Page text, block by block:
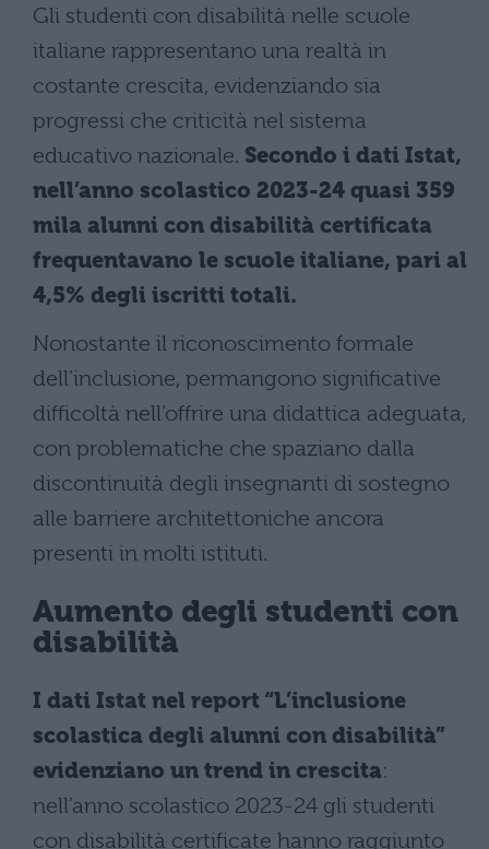
Gli studenti con disabilità nelle scuole
italiane rappresentano una realtà in
costante crescita, evidenziando sia
progressi che criticità nel sistema
educativo nazionale. Secondo i dati Istat,
nell’anno scolastico 2023-24 quasi 359
mila alunni con disabilità certificata
frequentavano le scuole italiane, pari al
4,5% degli iscritti totali.
Nonostante il riconoscimento formale
dell’inclusione, permangono significative
difficoltà nell’offrire una didattica adeguata,
con problematiche che spaziano dalla
discontinuità degli insegnanti di sostegno
alle barriere architettoniche ancora
presenti in molti istituti.
Aumento degli studenti con
disabilità
I dati Istat nel report “L’inclusione
scolastica degli alunni con disabilità”
evidenziano un trend in crescita:
nell’anno scolastico 2023-24 gli studenti
con disabilità certificate hanno raggiunto